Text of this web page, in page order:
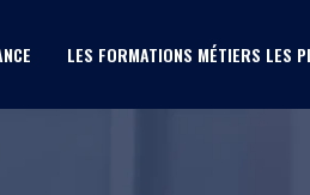
LES FORMATIONS MÉTIERS LES